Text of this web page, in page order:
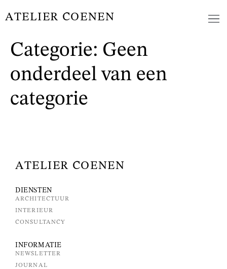
ATELIER COENEN
Categorie: Geen
onderdeel van een
categorie
ATELIER COENEN
DIENSTEN
ARCHITECTUUR
INTERIEUR
CONSULTANCY
INFORMATIE
NEWSLETTER
JOURNAL